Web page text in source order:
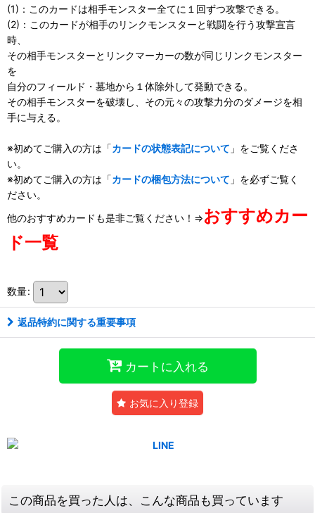
(1)：このカードは相手モンスター全てに１回ずつ攻撃できる。
(2)：このカードが相手のリンクモンスターと戦闘を行う攻撃宣言
時、
その相手モンスターとリンクマーカーの数が同じリンクモンスター
を
自分のフィールド・墓地から１体除外して発動できる。
その相手モンスターを破壊し、その元々の攻撃力分のダメージを相
手に与える。
※初めてご購入の方は「カードの状態表記について 」をご覧くださ
い。
※初めてご購入の方は「カードの梱包方法について 」を必ずご覧く
ださい。
他のおすすめカードも是非ご覧ください！⇒おすすめカー
ド一覧
数量:
返品特約に関する重要事項
カートに入れる
お気に入り登録
この商品を買った人は、こんな商品も買っています